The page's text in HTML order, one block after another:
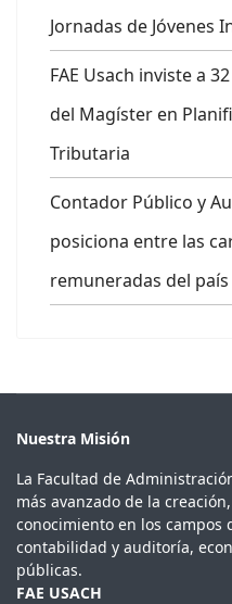
Jornadas de Jóvenes
FAE Usach inviste a
del Magíster en
Tributaria
Contador Público y
posiciona entre las
remuneradas del país
Nuestra Misión
La Facultad de
más avanzado de la
conocimiento en los campos
contabilidad y auditoría,
públicas.
FAE USACH